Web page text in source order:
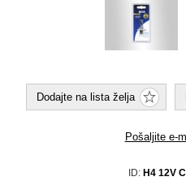
Dodajte na lista želja
Pošaljite e-
ID: H4 12V